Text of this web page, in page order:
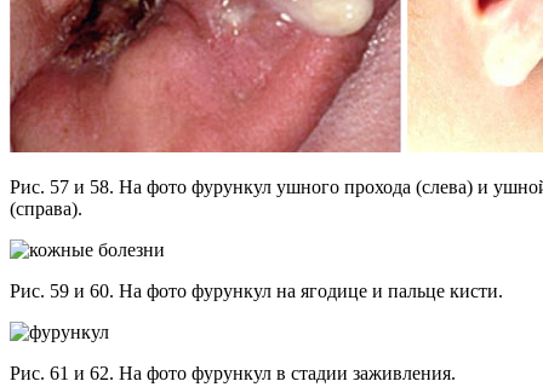
Рис. 57 и 58. На фото фурункул ушного прохода (слева) и
(справа).
Рис. 59 и 60. На фото фурункул на ягодице и пальце кисти.
Рис. 61 и 62. На фото фурункул в стадии заживления.